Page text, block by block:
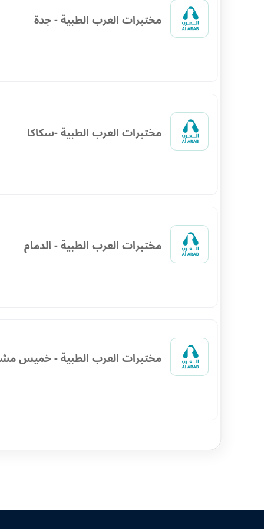
مختبرات العرب الطبية - جدة
مختبرات العرب الطبية -سكاكا
مختبرات العرب الطبية - الدمام
مختبرات العرب الطبية - خميس